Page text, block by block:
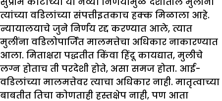
त्यांच्या वडिलांच्या संपत्तीइतकाच हक्क मिळाला आहे.
न्यायालयाचे जुने निर्णय रद्द करण्यात आले, त्यात
मुलींना वडिलोपार्जित मालमत्तेचा अधिकार नाकारण्यात
आला. मिताक्षरा पद्धतीत किंवा हिंदू कायद्यात, मुलीचे
लग्न होताच ती परदेशी होते, असा समज होता. आई-
वडिलांच्या मालमत्तेवर त्याचा अधिकार नाही. मातृत्वाच्या
बाबतीत तिचा कोणताही हस्तक्षेप नाही, पण आता